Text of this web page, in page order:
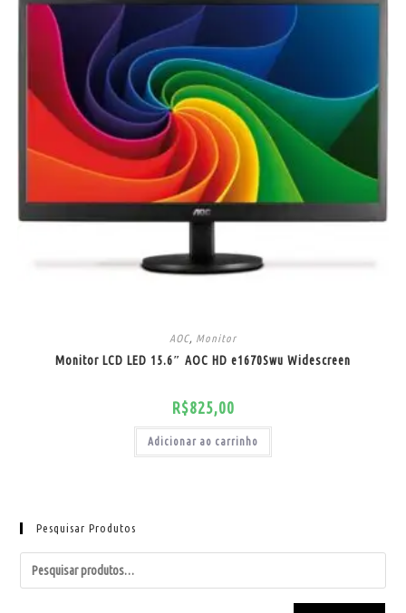
AOC Monitor
Monitor LCD LED 15.6″ AOC HD e1670Swu Widescreen
R$825,00
Adicionar ao carrinho
Pesquisar Produtos